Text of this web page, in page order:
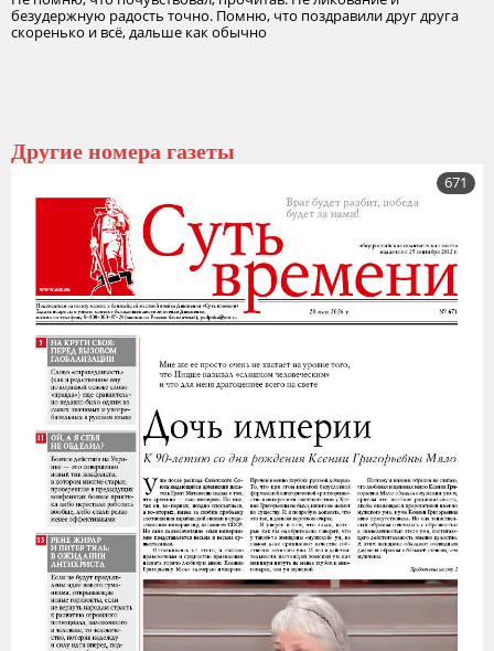
безудержную радость точно. Помню, что поздравили друг друга
скоренько и всё, дальше как обычно
Другие номера газеты
671